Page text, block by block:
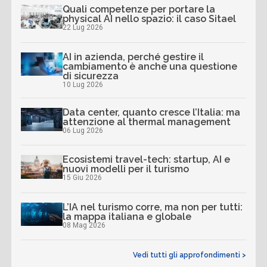
Quali competenze per portare la
physical AI nello spazio: il caso Sitael
22 Lug 2026
AI in azienda, perché gestire il
cambiamento è anche una questione
di sicurezza
10 Lug 2026
Data center, quanto cresce l’Italia: ma
attenzione al thermal management
06 Lug 2026
Ecosistemi travel-tech: startup, AI e
nuovi modelli per il turismo
15 Giu 2026
L’IA nel turismo corre, ma non per tutti:
la mappa italiana e globale
08 Mag 2026
Vedi tutti gli approfondimenti >